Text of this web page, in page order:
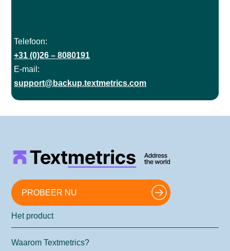
Telefoon:
+31 (0)26 – 8080191
E-mail:
support@backup.textmetrics.com
PROBEER NU
Het product
Waarom Textmetrics?